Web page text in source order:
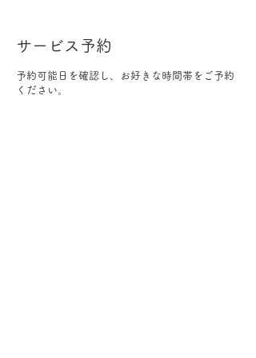
サービス予約
予約可能日を確認し、お好きな時間帯をご予約
ください。